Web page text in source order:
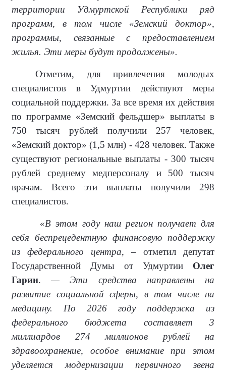
территории Удмуртской Республики ряд
программ, в том числе «Земский доктор»,
программы, связанные с предоставлением
жилья. Эти меры будут продолжены».
Отметим, для привлечения молодых
специалистов в Удмуртии действуют меры
социальной поддержки. За все время их действия
по программе «Земский фельдшер» выплаты в
750 тысяч рублей получили 257 человек,
«Земский доктор» (1,5 млн) - 428 человек. Также
существуют региональные выплаты - 300 тысяч
рублей среднему медперсоналу и 500 тысяч
врачам. Всего эти выплаты получили 298
специалистов.
«В этом году наш регион получает для
себя беспрецедентную финансовую поддержку
из федерального центра, – отметил депутат
Государственной Думы от Удмуртии Олег
Гарин.— Эти средства направлены на
развитие социальной сферы, в том числе на
медицину. По 2026 году поддержка из
федерального бюджета составляет 3
миллиардов 274 миллионов рублей на
здравоохранение, особое внимание при этом
уделяется модернизации первичного звена